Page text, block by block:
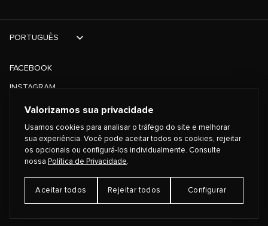
©2026 PLAYING FOR CHANGE
TERMOS E CONDIÇÕES
POLÍTICA DE PRIVACIDADE
Preferências de Cookies
FACEBOOK
INSTAGRAM
TIKTOK
TWITTER
PORTUGUÊS
Valorizamos sua privacidade
Usamos cookies para analisar o tráfego do site e melhorar
sua experiência. Você pode aceitar todos os cookies, rejeitar
os opcionais ou configurá-los individualmente. Consulte
nossa Política de Privacidade.
Aceitar todos Rejeitar todos Configurar